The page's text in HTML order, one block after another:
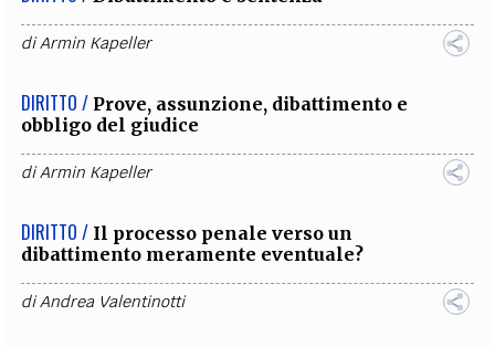
diArmin Kapeller
DIRITTO / Prove, assunzione, dibattimento e
obbligo del giudice
diArmin Kapeller
DIRITTO / Il processo penale verso un
dibattimento meramente eventuale?
diAndrea Valentinotti